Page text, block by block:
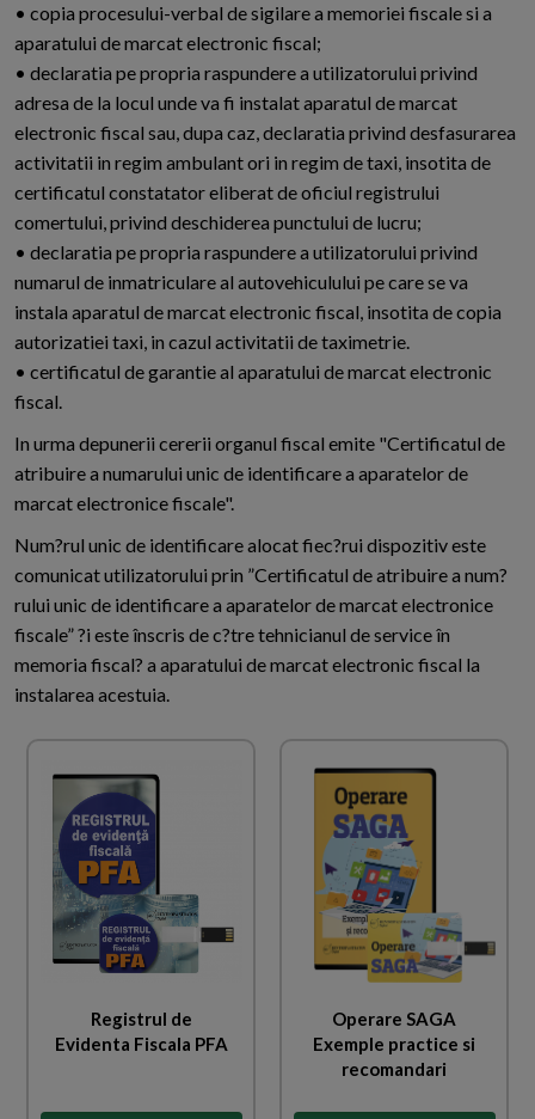
• copia procesului-verbal de sigilare a memoriei fiscale si a
aparatului de marcat electronic fiscal;
• declaratia pe propria raspundere a utilizatorului privind
adresa de la locul unde va fi instalat aparatul de marcat
electronic fiscal sau, dupa caz, declaratia privind desfasurarea
activitatii in regim ambulant ori in regim de taxi, insotita de
certificatul constatator eliberat de oficiul registrului
comertului, privind deschiderea punctului de lucru;
• declaratia pe propria raspundere a utilizatorului privind
numarul de inmatriculare al autovehiculului pe care se va
instala aparatul de marcat electronic fiscal, insotita de copia
autorizatiei taxi, in cazul activitatii de taximetrie.
• certificatul de garantie al aparatului de marcat electronic
fiscal.
In urma depunerii cererii organul fiscal emite "Certificatul de
atribuire a numarului unic de identificare a aparatelor de
marcat electronice fiscale".
Num?rul unic de identificare alocat fiec?rui dispozitiv este
comunicat utilizatorului prin ”Certificatul de atribuire a num?
rului unic de identificare a aparatelor de marcat electronice
fiscale” ?i este înscris de c?tre tehnicianul de service în
memoria fiscal? a aparatului de marcat electronic fiscal la
instalarea acestuia.
Registrul de
Evidenta Fiscala PFA
Operare SAGA
Exemple practice si
recomandari